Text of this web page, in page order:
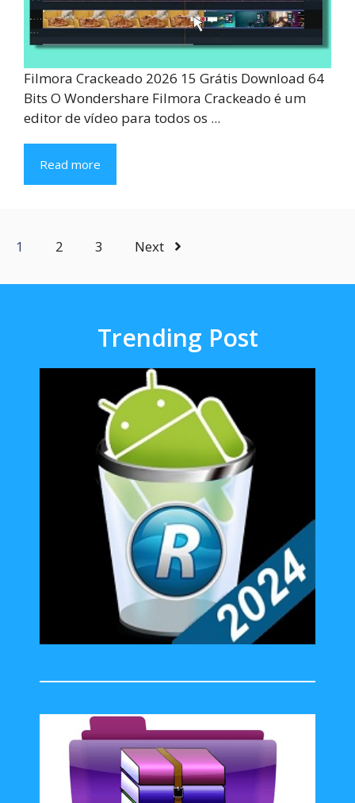
Filmora Crackeado 2026 15 Grátis Download 64
Bits O Wondershare Filmora Crackeado é um
editor de vídeo para todos os ...
Read more
1 2 3 Next
Trending Post